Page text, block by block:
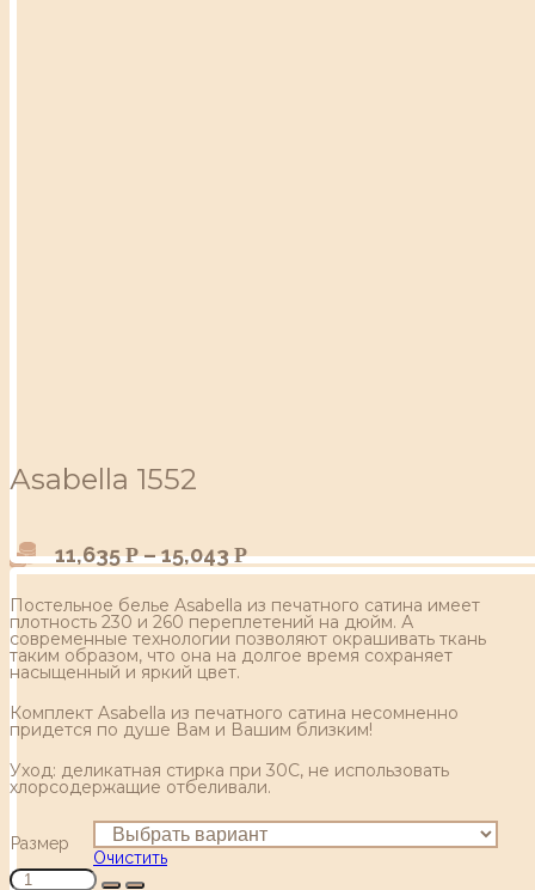
Аsabella 1552
11,635Р–15,043Р
Постельное белье Asabella из печатного сатина имеет
плотность 230 и 260 переплетений на дюйм. А
современные технологии позволяют окрашивать ткань
таким образом, что она на долгое время сохраняет
насыщенный и яркий цвет.
Комплект Asabella из печатного сатина несомненно
придется по душе Вам и Вашим близким!
Уход: деликатная стирка при 30С, не использовать
хлорсодержащие отбеливали.
Размер
Очистить